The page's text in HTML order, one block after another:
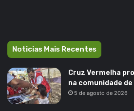
Noticias Mais Recentes
Cruz Vermelha
na comunidade de
5 de agosto de 2026